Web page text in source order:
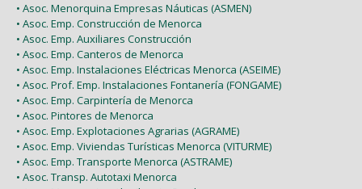
• Asoc. Menorquina Empresas Náuticas (ASMEN)
• Asoc. Emp. Construcción de Menorca
• Asoc. Emp. Auxiliares Construcción
• Asoc. Emp. Canteros de Menorca
• Asoc. Emp. Instalaciones Eléctricas Menorca (ASEIME)
• Asoc. Prof. Emp. Instalaciones Fontanería (FONGAME)
• Asoc. Emp. Carpintería de Menorca
• Asoc. Pintores de Menorca
• Asoc. Emp. Explotaciones Agrarias (AGRAME)
• Asoc. Emp. Viviendas Turísticas Menorca (VITURME)
• Asoc. Emp. Transporte Menorca (ASTRAME)
• Asoc. Transp. Autotaxi Menorca